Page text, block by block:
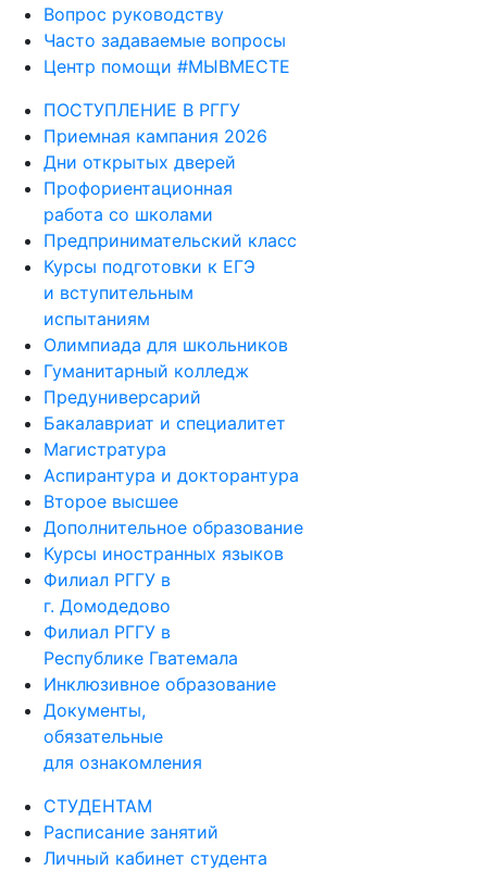
Вопрос руководству
Часто задаваемые вопросы
Центр помощи #МЫВМЕСТЕ
ПОСТУПЛЕНИЕ В РГГУ
Приемная кампания 2026
Дни открытых дверей
Профориентационная
работа со школами
Предпринимательский класс
Курсы подготовки к ЕГЭ
и вступительным
испытаниям
Олимпиада для школьников
Гуманитарный колледж
Предуниверсарий
Бакалавриат и специалитет
Магистратура
Аспирантура и докторантура
Второе высшее
Дополнительное образование
Курсы иностранных языков
Филиал РГГУ в
г. Домодедово
Филиал РГГУ в
Республике Гватемала
Инклюзивное образование
Документы,
обязательные
для ознакомления
СТУДЕНТАМ
Расписание занятий
Личный кабинет студента